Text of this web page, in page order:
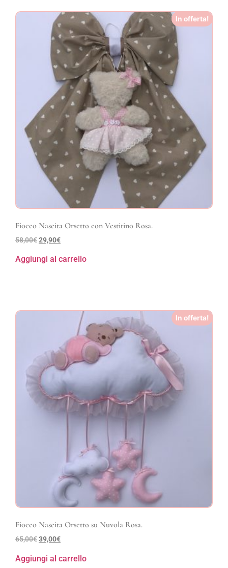
In offerta!
Fiocco Nascita Orsetto con Vestitino Rosa.
58,00€29,90€
Aggiungi al carrello
In offerta!
Fiocco Nascita Orsetto su Nuvola Rosa.
65,00€39,00€
Aggiungi al carrello